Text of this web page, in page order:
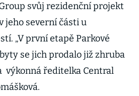
svůj rezidenční projekt
jeho severní části u
„V první etapě Parkové
se jich prodalo již zhruba
výkonná ředitelka Central